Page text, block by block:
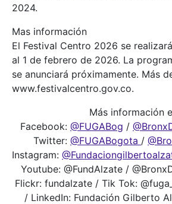
2024.
Mas información
El Festival Centro 2026 se
al 1 de febrero de 2026. La
se anunciará próximamente. Más
www.festivalcentro.gov.co.
Más información
Facebook: @FUGABog /
Twitter: @FUGABogota /
Instagram:
Youtube: @FundAlzate /
Flickr: fundalzate / Tik Tok:
/ LinkedIn: Fundación Gilberto